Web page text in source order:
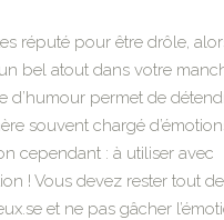
réputé pour être drôle,
bel atout dans votre
d’humour permet de
souvent chargé
cependant : à utiliser avec
! Vous devez rester tout de
et ne pas gâcher